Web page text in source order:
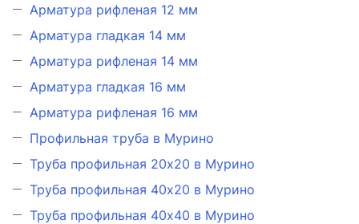
Арматура рифленая 12 мм
Арматура гладкая 14 мм
Арматура рифленая 14 мм
Арматура гладкая 16 мм
Арматура рифленая 16 мм
Профильная труба в Мурино
Труба профильная 20х20 в Мурино
Труба профильная 40х20 в Мурино
Труба профильная 40х40 в Мурино